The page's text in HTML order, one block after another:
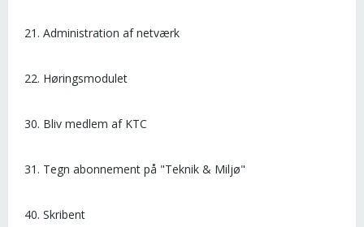
21. Administration af netværk
22. Høringsmodulet
30. Bliv medlem af KTC
31. Tegn abonnement på "Teknik & Miljø"
40. Skribent